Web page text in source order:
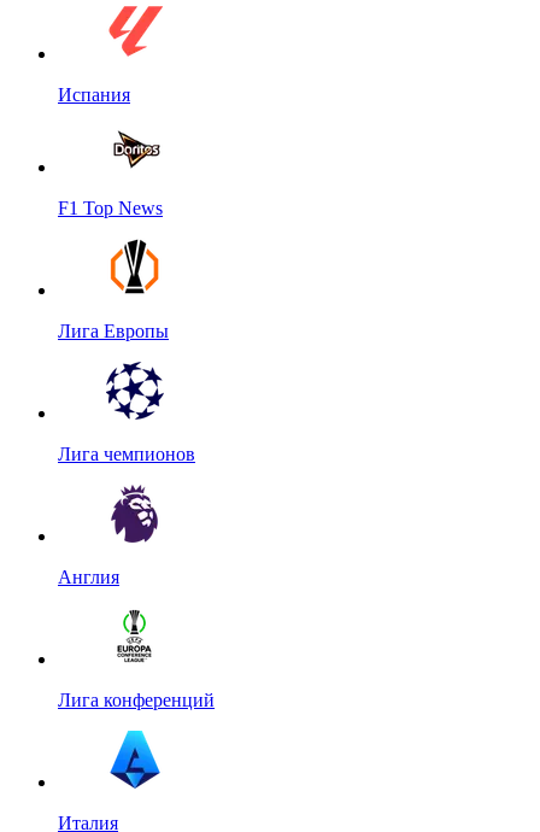
Испания
F1 Top News
Лига Европы
Лига чемпионов
Англия
Лига конференций
Италия